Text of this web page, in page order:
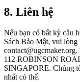
8. Liên hệ
Nếu bạn có bất kỳ câu
Sách Bảo Mật, vui
contact@ugcmaker.org.
112 ROBINSON
SINGAPORE. Chúng
nhất có thể.